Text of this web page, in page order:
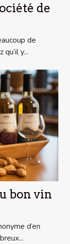
de
de
y...
bon vin
d’en